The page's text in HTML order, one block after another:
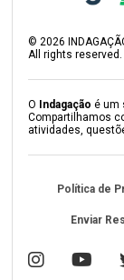
©2026
All rights reserved.
O Indagação é um
Compartilhamos
atividades,
Política de
Enviar